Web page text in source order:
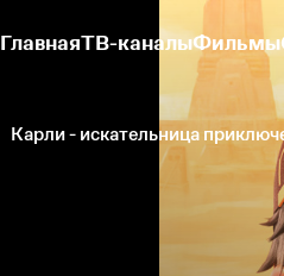
ГлавнаяТВ-каналыФильмы
Карли - искательница